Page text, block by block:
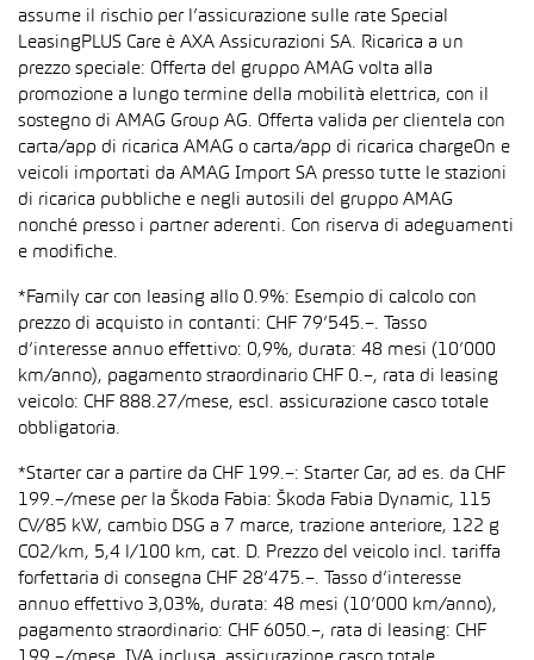
assume il rischio per l’assicurazione sulle rate Special
LeasingPLUS Care è AXA Assicurazioni SA. Ricarica a un
prezzo speciale: Offerta del gruppo AMAG volta alla
promozione a lungo termine della mobilità elettrica, con il
sostegno di AMAG Group AG. Offerta valida per clientela con
carta/app di ricarica AMAG o carta/app di ricarica chargeOn e
veicoli importati da AMAG Import SA presso tutte le stazioni
di ricarica pubbliche e negli autosili del gruppo AMAG
nonché presso i partner aderenti. Con riserva di adeguamenti
e modifiche.
*Family car con leasing allo 0.9%: Esempio di calcolo con
prezzo di acquisto in contanti: CHF 79’545.–. Tasso
d’interesse annuo effettivo: 0,9%, durata: 48 mesi (10’000
km/anno), pagamento straordinario CHF 0.–, rata di leasing
veicolo: CHF 888.27/mese, escl. assicurazione casco totale
obbligatoria.
*Starter car a partire da CHF 199.–: Starter Car, ad es. da CHF
199.–/mese per la Škoda Fabia: Škoda Fabia Dynamic, 115
CV/85 kW, cambio DSG a 7 marce, trazione anteriore, 122 g
CO2/km, 5,4 l/100 km, cat. D. Prezzo del veicolo incl. tariffa
forfettaria di consegna CHF 28’475.–. Tasso d’interesse
annuo effettivo 3,03%, durata: 48 mesi (10’000 km/anno),
pagamento straordinario: CHF 6050.–, rata di leasing: CHF